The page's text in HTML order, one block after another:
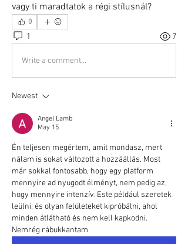
vagy ti maradtatok a régi stílusnál?
0
1 7
Write a comment...
Newest
Angel Lamb
May 15
Én teljesen megértem, amit mondasz, mert
nálam is sokat változott a hozzáállás. Most
már sokkal fontosabb, hogy egy platform
mennyire ad nyugodt élményt, nem pedig az,
hogy mennyire intenzív. Este például szeretek
leülni, és olyan felületeket kipróbálni, ahol
minden átlátható és nem kell kapkodni.
Nemrég rábukkantam